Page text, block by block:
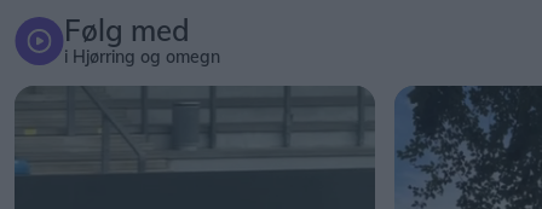
Følg med
i Hjørring og omegn